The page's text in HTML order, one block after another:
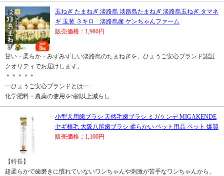
玉ねぎ たまねぎ 淡路島 淡路島たまねぎ 淡路島玉ねぎ タマネ
ギ 玉葱 ３キロ 淡路島産 ケンちゃんファーム
販売価格：1,980円
甘い・柔らか・みずみずしい淡路島のたまねぎを、ひょうご安心ブランド認証
クオリティでお届けします。
＊＊＊＊＊
ーひょうご安心ブランドとはー
化学肥料・農薬の使用を5割以上減らし...
小型犬用歯ブラシ 天然毛歯ブラシ ミガケンデ MIGAKENDE
ヤギ植毛 大阪八尾歯ブラシ 柔らかい ペット用品 ペット 爆買
販売価格：1,100円
【特長】
超柔らかで歯磨きに慣れていないワンちゃんや刺激が苦手なワンちゃんから、